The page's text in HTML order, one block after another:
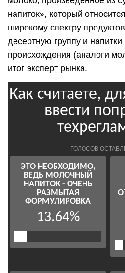
напиток», который
широкому спектру
десертную группу и напитки
происхождения (аналоги
итог эксперт рынка.